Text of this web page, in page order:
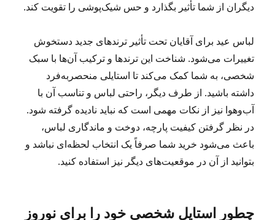
دیگران از شما تأثیر بگذارد و حس شیک‌پوشی را تقویت کند.
لباس عید برای آقایان تحت تأثیر ترندهای جدید دستخوش
تغییرات می‌شود. شناخت این ترندها و ترکیب آن‌ها با سبک
شخصی، به شما کمک می‌کند تا استایلی منحصر‌به‌فرد
داشته باشید. از طرف دیگر، راحتی لباس و تناسب آن با
آب‌وهوا نیز از نکات مهمی است که نباید نادیده گرفته شود.
در نظر گرفتن کیفیت پارچه، دوخت و ماندگاری لباس،
باعث می‌شود خرید شما صرفاً یک انتخاب لحظه‌ای نباشد و
بتوانید از آن در موقعیت‌های دیگر نیز استفاده کنید.
چطور استایل شخصی خود را برای نوروز